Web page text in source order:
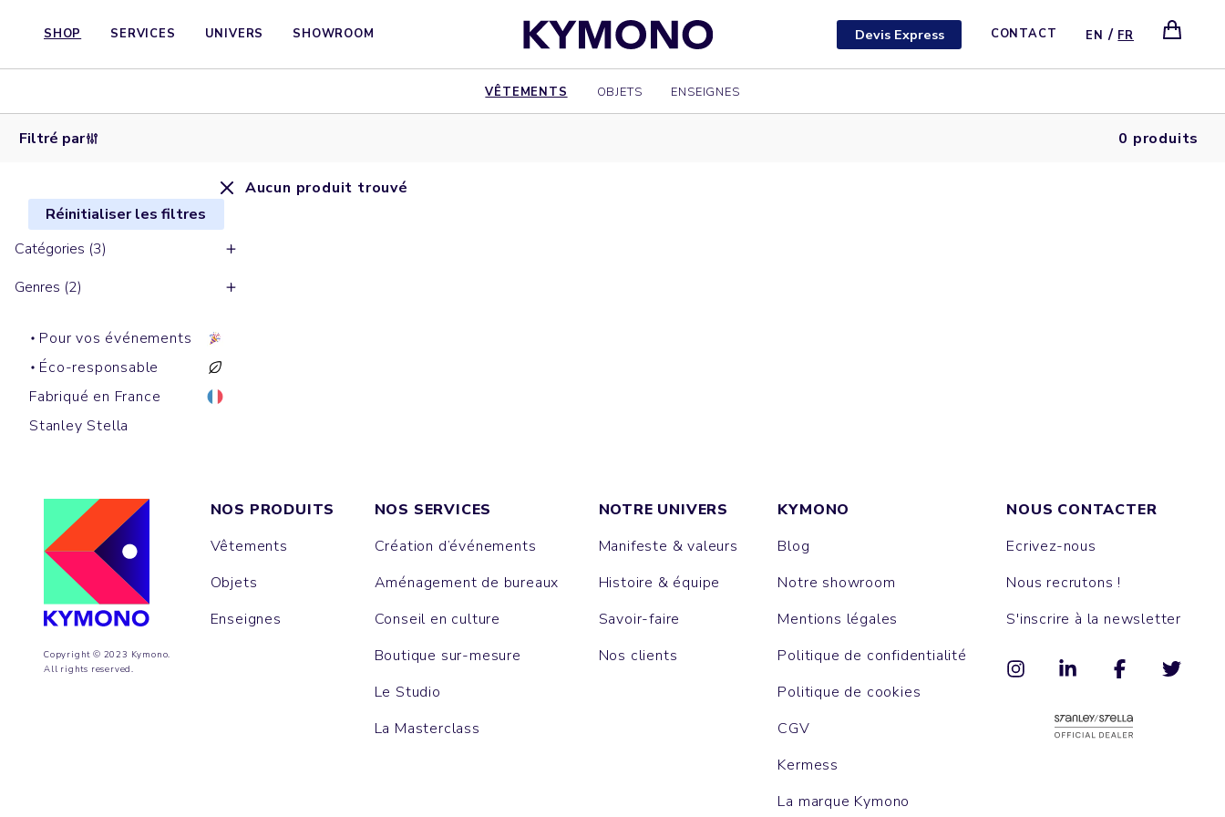
SHOP SERVICES UNIVERS SHOWROOM Devis Express CONTACT EN / FR
VÊTEMENTS OBJETS ENSEIGNES
Filtré par 0 produits
Réinitialiser les filtres
Catégories (3)
Genres (2)
Pour vos événements
Éco-responsable
Fabriqué en France
Stanley Stella
Aucun produit trouvé
Copyright © 2023 Kymono.
All rights reserved.
NOS PRODUITS
Vêtements
Objets
Enseignes
NOS SERVICES
Création d’événements
Aménagement de bureaux
Conseil en culture
Boutique sur-mesure
Le Studio
La Masterclass
NOTRE UNIVERS
Manifeste & valeurs
Histoire & équipe
Savoir-faire
Nos clients
KYMONO
Blog
Notre showroom
Mentions légales
Politique de confidentialité
Politique de cookies
CGV
Kermess
La marque Kymono
NOUS CONTACTER
Ecrivez-nous
Nous recrutons !
S'inscrire à la newsletter